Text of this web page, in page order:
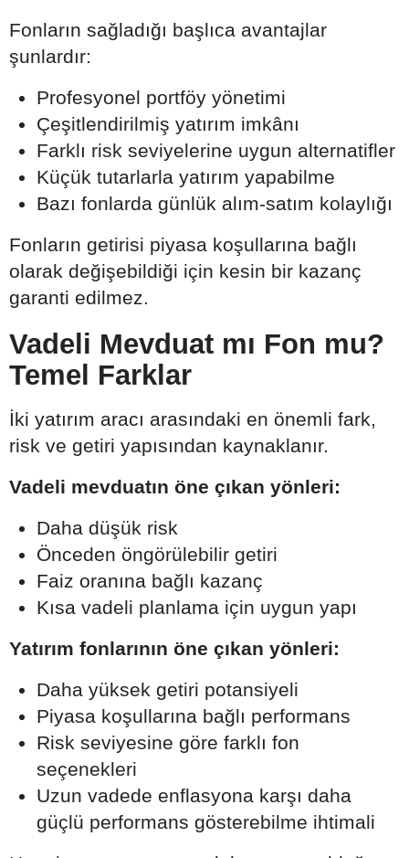
Fonların sağladığı başlıca avantajlar
şunlardır:
Profesyonel portföy yönetimi
Çeşitlendirilmiş yatırım imkânı
Farklı risk seviyelerine uygun alternatifler
Küçük tutarlarla yatırım yapabilme
Bazı fonlarda günlük alım-satım kolaylığı
Fonların getirisi piyasa koşullarına bağlı
olarak değişebildiği için kesin bir kazanç
garanti edilmez.
Vadeli Mevduat mı Fon mu?
Temel Farklar
İki yatırım aracı arasındaki en önemli fark,
risk ve getiri yapısından kaynaklanır.
Vadeli mevduatın öne çıkan yönleri:
Daha düşük risk
Önceden öngörülebilir getiri
Faiz oranına bağlı kazanç
Kısa vadeli planlama için uygun yapı
Yatırım fonlarının öne çıkan yönleri:
Daha yüksek getiri potansiyeli
Piyasa koşullarına bağlı performans
Risk seviyesine göre farklı fon
seçenekleri
Uzun vadede enflasyona karşı daha
güçlü performans gösterebilme ihtimali